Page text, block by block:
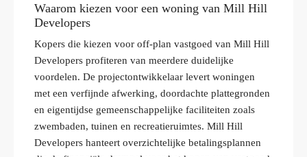
Waarom kiezen voor een woning van Mill Hill
Developers
Kopers die kiezen voor off-plan vastgoed van Mill Hill
Developers profiteren van meerdere duidelijke
voordelen. De projectontwikkelaar levert woningen
met een verfijnde afwerking, doordachte plattegronden
en eigentijdse gemeenschappelijke faciliteiten zoals
zwembaden, tuinen en recreatieruimtes. Mill Hill
Developers hanteert overzichtelijke betalingsplannen